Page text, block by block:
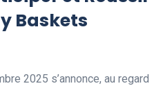
Baskets
2025 s’annonce, au regard